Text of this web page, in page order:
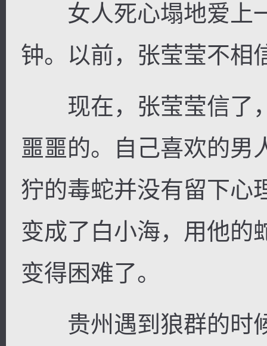
女人死心塌地爱上
钟。以前，张莹莹不相
现在，张莹莹信了
噩噩的。自己喜欢的男
狞的毒蛇并没有留下心
变成了白小海，用他的
变得困难了。
贵州遇到狼群的时